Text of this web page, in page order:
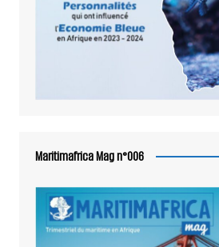
Maritimafrica Mag n°006